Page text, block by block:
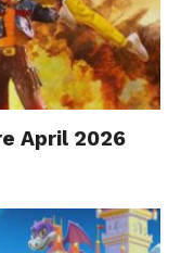
April 2026